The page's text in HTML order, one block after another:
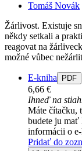
Tomáš Novák
Žárlivost. Existuje
někdy setkali a
reagovat na
možné vůbec
E-kniha PDF
6,66 €
Ihneď na
Máte čítačku,
budete ju mať
informácii o
Pridať do